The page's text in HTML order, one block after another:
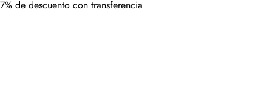
7% de descuento con transferencia